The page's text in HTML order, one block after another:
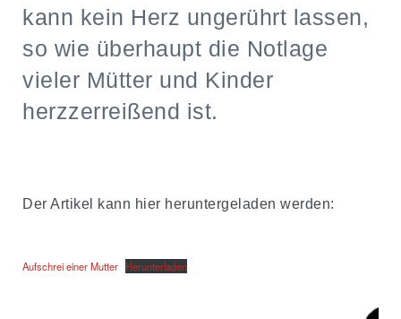
kann kein Herz ungerührt lassen,
so wie überhaupt die Notlage
vieler Mütter und Kinder
herzzerreißend ist.
Der Artikel kann hier heruntergeladen werden:
Aufschrei einer Mutter Herunterladen